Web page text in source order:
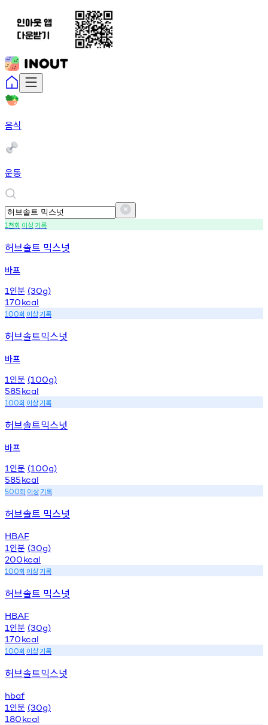
음식
운동
1천회 이상기록
허브솔트 믹스넛
바프
1 인분 (30g)
170kcal
100회 이상기록
허브솔트믹스넛
바프
1 인분 (100g)
585kcal
100회 이상기록
허브솔트믹스넛
바프
1 인분 (100g)
585kcal
500회 이상기록
허브솔트 믹스넛
HBAF
1 인분 (30g)
200kcal
100회 이상기록
허브솔트 믹스넛
HBAF
1 인분 (30g)
170kcal
100회 이상기록
허브솔트믹스넛
hbaf
1 인분 (30g)
180kcal